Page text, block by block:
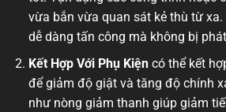
vừa bắn vừa quan sát kẻ thù từ
dễ dàng tấn công mà không bị
Kết Hợp Với Phụ Kiệncó thể kết
để giảm độ giật và tăng độ chính
như nòng giảm thanh giúp giảm